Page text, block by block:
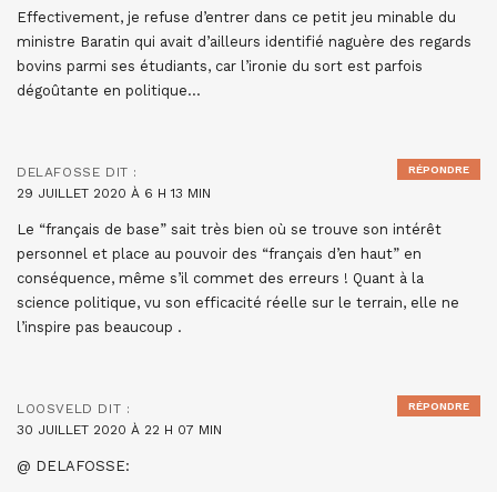
Effectivement, je refuse d’entrer dans ce petit jeu minable du
ministre Baratin qui avait d’ailleurs identifié naguère des regards
bovins parmi ses étudiants, car l’ironie du sort est parfois
dégoûtante en politique…
DELAFOSSE DIT :
29 JUILLET 2020 À 6 H 13 MIN
Le “français de base” sait très bien où se trouve son intérêt
personnel et place au pouvoir des “français d’en haut” en
conséquence, même s’il commet des erreurs ! Quant à la
science politique, vu son efficacité réelle sur le terrain, elle ne
l’inspire pas beaucoup .
RÉPONDRE
LOOSVELD DIT :
30 JUILLET 2020 À 22 H 07 MIN
@ DELAFOSSE:
RÉPONDRE